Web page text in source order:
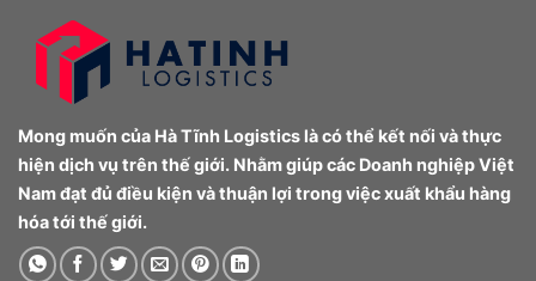
Mong muốn của Hà Tĩnh Logistics là có thể kết nối và thực
hiện dịch vụ trên thế giới. Nhằm giúp các Doanh nghiệp Việt
Nam đạt đủ điều kiện và thuận lợi trong việc xuất khẩu hàng
hóa tới thế giới.